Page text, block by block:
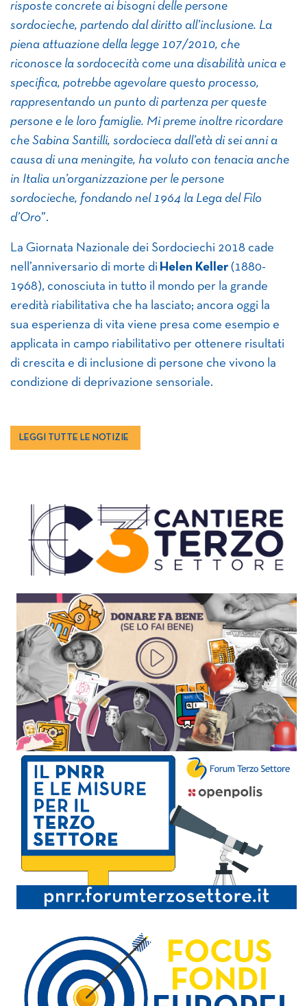
risposte concrete ai bisogni delle persone
sordocieche, partendo dal diritto all’inclusione. La
piena attuazione della legge 107/2010, che
riconosce la sordocecità come una disabilità unica e
specifica, potrebbe agevolare questo processo,
rappresentando un punto di partenza per queste
persone e le loro famiglie. Mi preme inoltre ricordare
che Sabina Santilli, sordocieca dall’età di sei anni a
causa di una meningite, ha voluto con tenacia anche
in Italia un’organizzazione per le persone
sordocieche, fondando nel 1964 la Lega del Filo
d’Oro”.
La Giornata Nazionale dei Sordociechi 2018 cade
nell’anniversario di morte di Helen Keller (1880-
1968), conosciuta in tutto il mondo per la grande
eredità riabilitativa che ha lasciato; ancora oggi la
sua esperienza di vita viene presa come esempio e
applicata in campo riabilitativo per ottenere risultati
di crescita e di inclusione di persone che vivono la
condizione di deprivazione sensoriale.
LEGGI TUTTE LE NOTIZIE